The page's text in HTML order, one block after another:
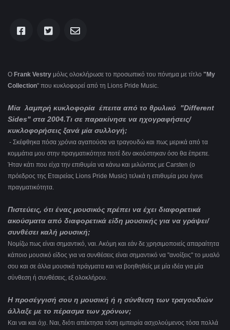
Ο Frank Vestry μόλις ολοκλήρωσε το προσωπικό του πόνημα με τίτλο "My
Collection" που κυκλοφορεί από τη Lions Pride Music.
Μία λαμπρή κυκλοφορία έπειτα από το θρυλικό "Different
Sides" στα 2004.Τι σε παρακίνησε να ηχογραφήσεις/
κυκλοφορήσεις ξανά μία συλλογή;
- Σκέφθηκα πόσα χρόνια αγαπούσα να τραγουδώ και πως μερικά από τα
κομμάτια μου στην πραγματικότητα ποτέ δεν ακούστηκαν όσο θα έπρεπε.
Ήταν κάτι που είχα την επιθυμία να κάνω και μιλώντας με Carsten (ο
πρόεδρος της Εταιρείας Lions Pride Music) τελικά η επιθυμία μου έγινε
πραγματικότητα.
Πιστεύεις, ότι ένας μουσικός πρέπει να έχει διαφορετικά
ακούσματα από διαφορετικά είδη μουσικής για να γράψει/
συνθέσει καλή μουσική;
Νομίζω πως είναι σημαντικό, ναι. Ακόμη και εάν δε χρησιμοποιείς απαραίτητα
κάποιο μουσικό είδος για να συνθέσεις είναι σημαντικό να "ανοίξεις" το μυαλό
σου και σε άλλα μουσικά πράγματα και να βοηθηθείς με μία ιδέα για μία
σύνθεση ή συνθέσεις, εξ ολοκλήρου.
Η προσέγγισή σου η μουσική ή η σύνθεση των τραγουδιών
άλλαξε με το πέρασμα των χρόνων;
Και ναι και όχι. Ναι, διότι απέκτησα τόση εμπειρία ασχολούμενος τόσα πολλά